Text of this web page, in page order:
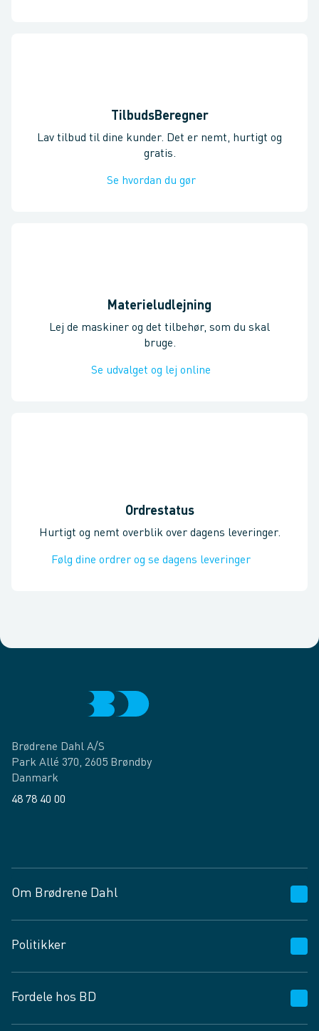
TilbudsBeregner
Lav tilbud til dine kunder. Det er nemt, hurtigt og
gratis.
Se hvordan du gør
Materieludlejning
Lej de maskiner og det tilbehør, som du skal
bruge.
Se udvalget og lej online
Ordrestatus
Hurtigt og nemt overblik over dagens leveringer.
Følg dine ordrer og se dagens leveringer
Brødrene Dahl A/S
Park Allé 370, 2605 Brøndby
Danmark
48 78 40 00
Om Brødrene Dahl
Vagttelefon 30 10 89 89
Spørgsmål og svar
Job og karriere
Fødevarekontrolrapport
Politikker
Privatlivspolitik
Cookies
Fordele hos BD